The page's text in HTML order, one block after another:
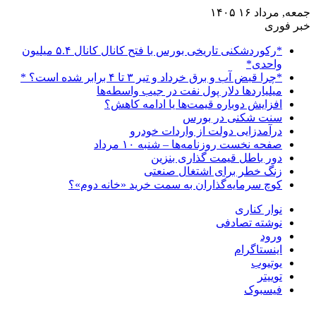
جمعه, مرداد ۱۶ ۱۴۰۵
خبر فوری
*رکوردشکنی تاریخی بورس با فتح کانال کانال ۵.۴ میلیون
واحدی*
*چرا قبض آب و برق خرداد و تیر ۳ تا ۴ برابر شده است؟ *
میلیاردها دلار پول نفت در جیب واسطه‌ها
افزایش دوباره قیمت‌ها یا ادامه کاهش؟
سنت شکنی در بورس
درآمدزایی دولت از واردات خودرو
صفحه نخست روزنامه‌ها – شنبه ۱۰ مرداد
دور باطل قیمت گذاری بنزین
زنگ خطر برای اشتغال صنعتی
کوچ سرمایه‌گذاران به سمت خرید «خانه دوم»؟
نوار کناری
نوشته تصادفی
ورود
اینستاگرام
یوتیوب
توییتر
فیسبوک